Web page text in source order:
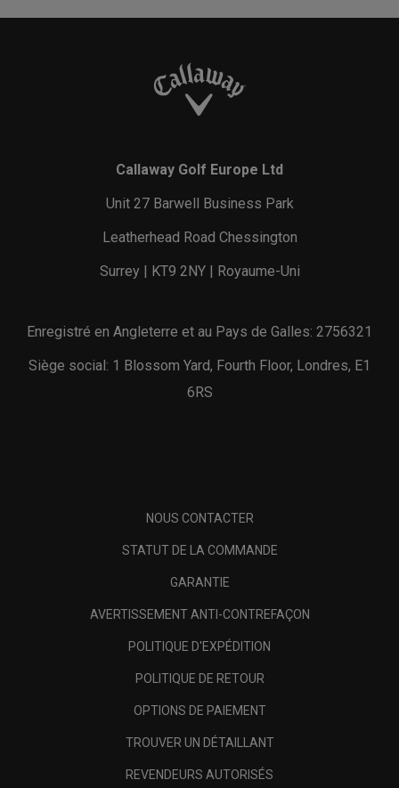
Callaway Golf Europe Ltd
Unit 27 Barwell Business Park
Leatherhead Road Chessington
Surrey | KT9 2NY | Royaume-Uni
Enregistré en Angleterre et au Pays de Galles: 2756321
Siège social: 1 Blossom Yard, Fourth Floor, Londres, E1
6RS
NOUS CONTACTER
STATUT DE LA COMMANDE
GARANTIE
AVERTISSEMENT ANTI-CONTREFAÇON
POLITIQUE D'EXPÉDITION
POLITIQUE DE RETOUR
OPTIONS DE PAIEMENT
TROUVER UN DÉTAILLANT
REVENDEURS AUTORISÉS